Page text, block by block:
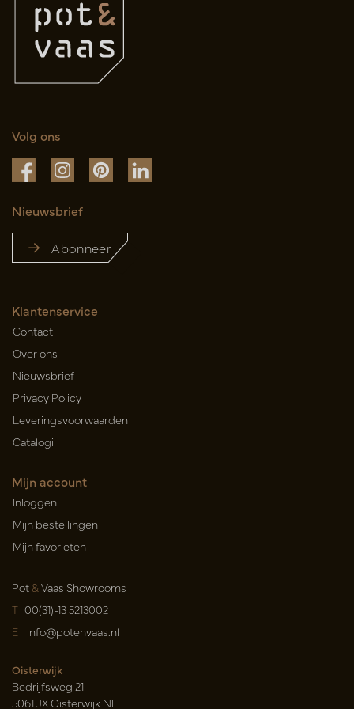
Volg ons
Nieuwsbrief
Abonneer
Klantenservice
Contact
Over ons
Nieuwsbrief
Privacy Policy
Leveringsvoorwaarden
Catalogi
Mijn account
Inloggen
Mijn bestellingen
Mijn favorieten
Pot&Vaas Showrooms
T 00(31)-13 5213002
E info@potenvaas.nl
Oisterwijk
Bedrijfsweg 21
5061 JX Oisterwijk NL